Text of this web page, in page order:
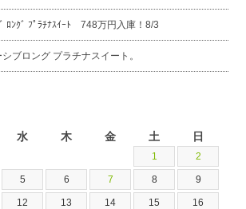
ﾛﾝｸﾞ ﾌﾟﾗﾁﾅｽｲｰﾄ 748万円入庫！8/3
ブロング プラチナスイート。
水 木 金 土 日
1 2
5 6 7 8 9
12 13 14 15 16